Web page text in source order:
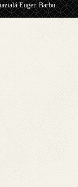
Eugen Barbu.